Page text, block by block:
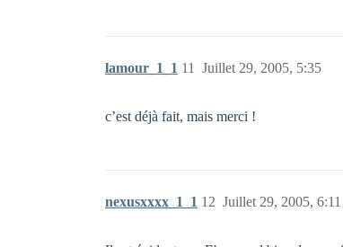
lamour_1_1 Juillet 29, 2005, 5:35
11
c’est déjà fait, mais merci !
nexusxxxx_1_1 Juillet 29, 2005, 6:11
12